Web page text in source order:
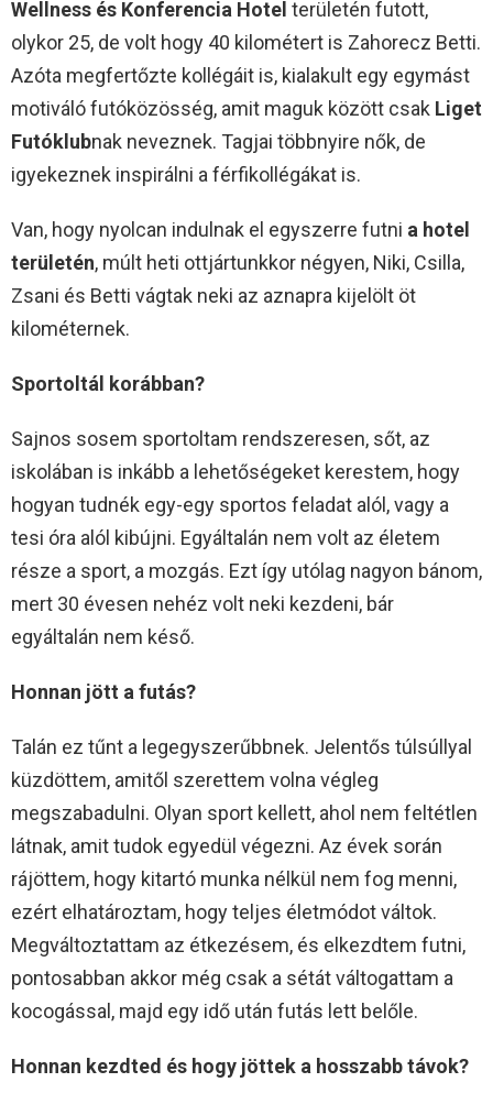
Wellness és Konferencia Hotel területén futott,
olykor 25, de volt hogy 40 kilométert is Zahorecz Betti.
Azóta megfertőzte kollégáit is, kialakult egy egymást
motiváló futóközösség, amit maguk között csak Liget
Futóklubnak neveznek. Tagjai többnyire nők, de
igyekeznek inspirálni a férfikollégákat is.
Van, hogy nyolcan indulnak el egyszerre futni a hotel
területén, múlt heti ottjártunkkor négyen, Niki, Csilla,
Zsani és Betti vágtak neki az aznapra kijelölt öt
kilométernek.
Sportoltál korábban?
Sajnos sosem sportoltam rendszeresen, sőt, az
iskolában is inkább a lehetőségeket kerestem, hogy
hogyan tudnék egy-egy sportos feladat alól, vagy a
tesi óra alól kibújni. Egyáltalán nem volt az életem
része a sport, a mozgás. Ezt így utólag nagyon bánom,
mert 30 évesen nehéz volt neki kezdeni, bár
egyáltalán nem késő.
Honnan jött a futás?
Talán ez tűnt a legegyszerűbbnek. Jelentős túlsúllyal
küzdöttem, amitől szerettem volna végleg
megszabadulni. Olyan sport kellett, ahol nem feltétlen
látnak, amit tudok egyedül végezni. Az évek során
rájöttem, hogy kitartó munka nélkül nem fog menni,
ezért elhatároztam, hogy teljes életmódot váltok.
Megváltoztattam az étkezésem, és elkezdtem futni,
pontosabban akkor még csak a sétát váltogattam a
kocogással, majd egy idő után futás lett belőle.
Honnan kezdted és hogy jöttek a hosszabb távok?